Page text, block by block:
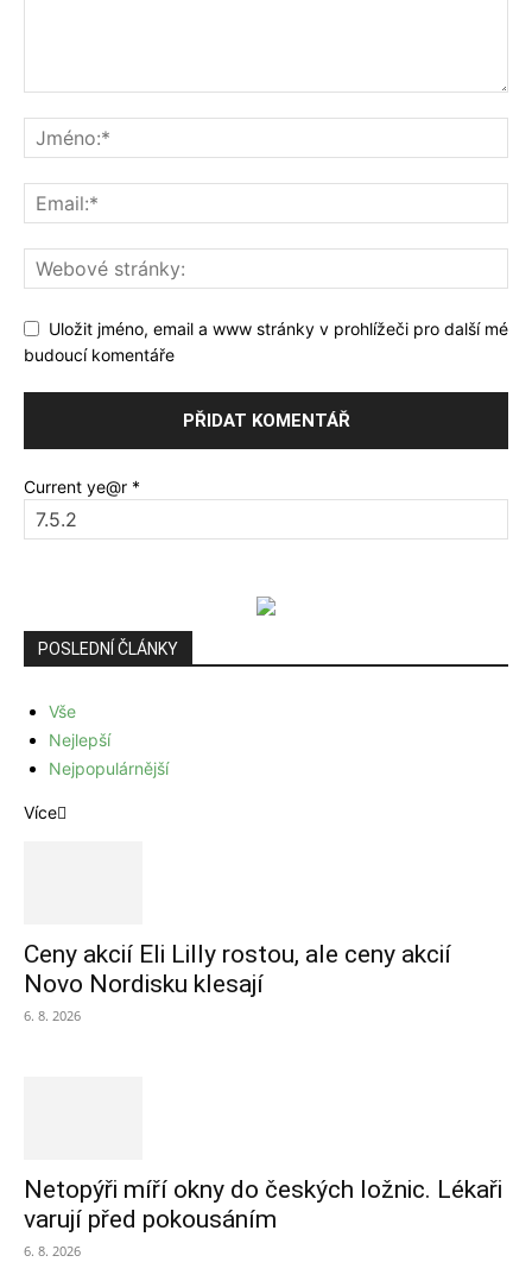
Uložit jméno, email a www stránky v prohlížeči pro další mé
budoucí komentáře
Current ye@r *
POSLEDNÍ ČLÁNKY
Vše
Nejlepší
Nejpopulárnější
Více
Ceny akcií Eli Lilly rostou, ale ceny akcií
Novo Nordisku klesají
6. 8. 2026
Netopýři míří okny do českých ložnic. Lékaři
varují před pokousáním
6. 8. 2026